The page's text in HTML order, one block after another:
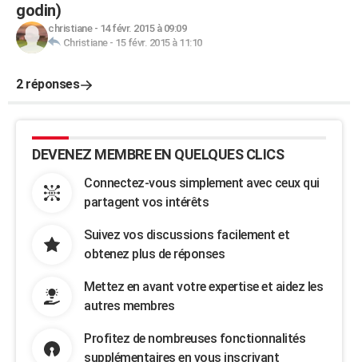
godin)
christiane- 14 févr. 2015 à 09:09
Christiane- 15 févr. 2015 à 11:10
2 réponses
DEVENEZ MEMBRE EN QUELQUES CLICS
Connectez-vous simplement avec ceux qui
partagent vos intérêts
Suivez vos discussions facilement et
obtenez plus de réponses
Mettez en avant votre expertise et aidez les
autres membres
Profitez de nombreuses fonctionnalités
supplémentaires en vous inscrivant